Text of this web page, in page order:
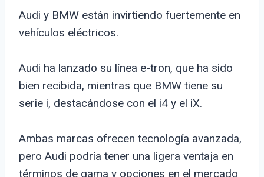
Audi y BMW están invirtiendo fuertemente en
vehículos eléctricos.
Audi ha lanzado su línea e-tron, que ha sido
bien recibida, mientras que BMW tiene su
serie i, destacándose con el i4 y el iX.
Ambas marcas ofrecen tecnología avanzada,
pero Audi podría tener una ligera ventaja en
términos de gama y opciones en el mercado